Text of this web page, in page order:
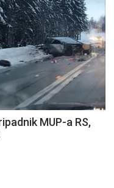
MUP-a RS,